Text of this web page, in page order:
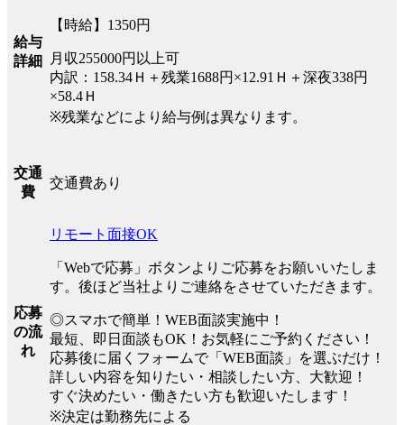
給与
詳細
【時給】1350円
月収255000円以上可
内訳：158.34Ｈ＋残業1688円×12.91Ｈ＋深夜338円
×58.4Ｈ
※残業などにより給与例は異なります。
交通
費
交通費あり
応募
の流
れ
リモート面接OK
「Webで応募」ボタンよりご応募をお願いいたしま
す。後ほど当社よりご連絡をさせていただきます。
◎スマホで簡単！WEB面談実施中！
最短、即日面談もOK！お気軽にご予約ください！
応募後に届くフォームで「WEB面談」を選ぶだけ！
詳しい内容を知りたい・相談したい方、大歓迎！
すぐ決めたい・働きたい方も歓迎いたします！
※決定は勤務先による